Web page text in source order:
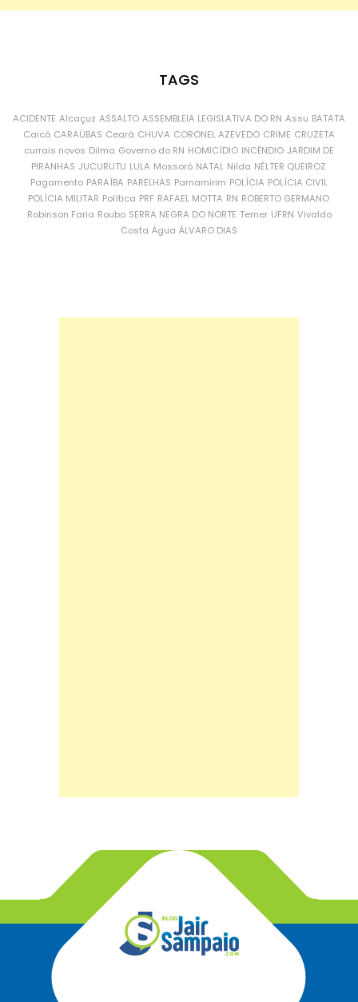
TAGS
ACIDENTE Alcaçuz ASSALTO ASSEMBLEIA LEGISLATIVA DO RN Assu BATATA
Caicó CARAÚBAS Ceará CHUVA CORONEL AZEVEDO CRIME CRUZETA
currais novos Dilma Governo do RN HOMICÍDIO INCÊNDIO JARDIM DE
PIRANHAS JUCURUTU LULA Mossoró NATAL Nilda NÉLTER QUEIROZ
Pagamento PARAÍBA PARELHAS Parnamirim POLÍCIA POLÍCIA CIVIL
POLÍCIA MILITAR Política PRF RAFAEL MOTTA RN ROBERTO GERMANO
Robinson Faria Roubo SERRA NEGRA DO NORTE Temer UFRN Vivaldo
Costa Água ÁLVARO DIAS